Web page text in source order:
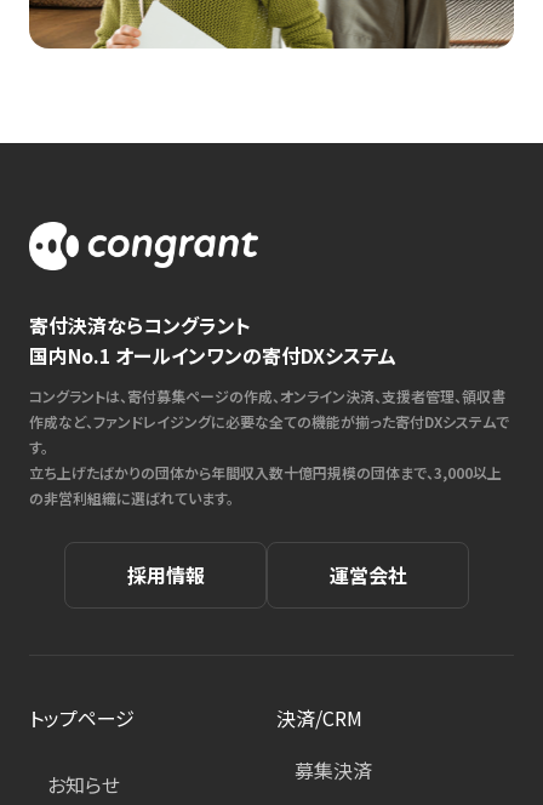
寄付決済ならコングラント
国内No.1 オールインワンの寄付DXシステム
コングラントは、寄付募集ページの作成、オンライン決済、支援者管理、領収書
作成など、ファンドレイジングに必要な全ての機能が揃った寄付DXシステムで
す。
立ち上げたばかりの団体から年間収入数十億円規模の団体まで、3,000以上
の非営利組織に選ばれています。
採用情報 運営会社
トップページ
お知らせ
決済/CRM
募集決済